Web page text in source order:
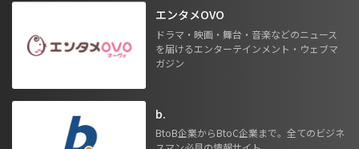
エンタメOVO
ドラマ・映画・舞台・音楽などのニュース
を届けるエンターテインメント・ウェブマ
ガジン
b.
BtoB企業からBtoC企業まで。全てのビジネ